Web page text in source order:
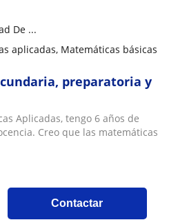
De ...
aplicadas, Matemáticas básicas
preparatoria y
Aplicadas, tengo 6 años de
Creo que las matemáticas
Contactar